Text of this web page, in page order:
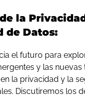
la
de Datos:
el futuro para
y las nuevas
la privacidad y la
Discutiremos los